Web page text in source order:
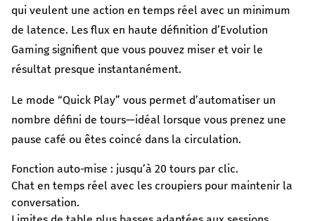
qui veulent une action en temps réel avec un minimum
de latence. Les flux en haute définition d’Evolution
Gaming signifient que vous pouvez miser et voir le
résultat presque instantanément.
Le mode “Quick Play” vous permet d’automatiser un
nombre défini de tours—idéal lorsque vous prenez une
pause café ou êtes coincé dans la circulation.
Fonction auto‑mise : jusqu’à 20 tours par clic.
Chat en temps réel avec les croupiers pour maintenir la
conversation.